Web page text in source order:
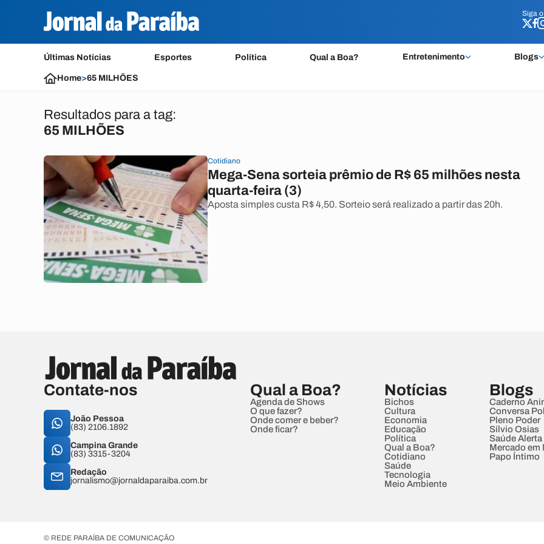
Siga o
Últimas Notícias Esportes Política Qual a Boa? Entretenimento Blogs
Siga o
Home>65 MILHÕES
Resultados para a tag:
65 MILHÕES
Cotidiano
Mega-Sena sorteia prêmio de R$ 65 milhões nesta
quarta-feira (3)
Aposta simples custa R$ 4,50. Sorteio será realizado a partir das 20h.
Contate-nos
João Pessoa
(83) 2106.1892
Campina Grande
(83) 3315-3204
Redação
jornalismo@jornaldaparaiba.com.br
Qual a Boa?
Agenda de Shows
O que fazer?
Onde comer e beber?
Onde ficar?
Notícias
Bichos
Cultura
Economia
Educação
Política
Qual a Boa?
Cotidiano
Saúde
Tecnologia
Meio Ambiente
Blogs
Caderno
Conversa
Pleno Poder
Sílvio Osias
Saúde Alerta
Mercado em
Papo Íntimo
© REDE PARAÍBA DE COMUNICAÇÃO